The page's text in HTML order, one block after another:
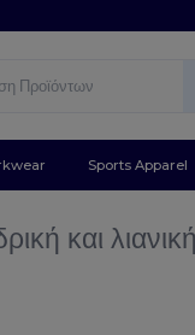
Sports Apparel
και λιανική